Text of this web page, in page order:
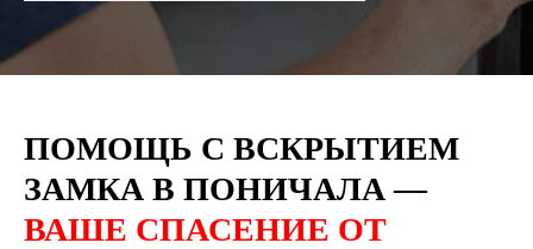
ПОМОЩЬ С ВСКРЫТИЕМ
ЗАМКА В ПОНИЧАЛА —
ВАШЕ СПАСЕНИЕ ОТ